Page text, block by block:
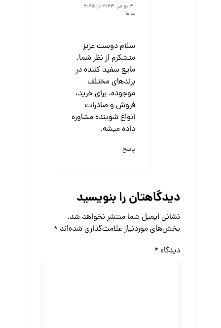
۳ نوامبر, ۲۰۲۳ در ۶:۴۵
ب.ظ
سلام دوست عزیز
متشکرم از نظر شما.
مایع سفید کننده در
برندهای مختلف
موجوده. برای خرید،
فروش و صادرات
انواع شوینده مشاوره
داده میشه.
پاسخ
دیدگاهتان را بنویسید
نشانی ایمیل شما منتشر نخواهد شد.
بخش‌های موردنیاز علامت‌گذاری شده‌اند *
دیدگاه *